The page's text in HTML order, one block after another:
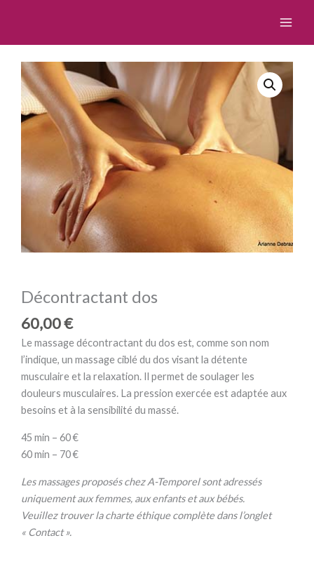
Décontractant dos
60,00€
Le massage décontractant du dos est, comme son nom
l’indique, un massage ciblé du dos visant la détente
musculaire et la relaxation. Il permet de soulager les
douleurs musculaires. La pression exercée est adaptée aux
besoins et à la sensibilité du massé.
45 min – 60 €
60 min – 70 €
Les massages proposés chez A-Temporel sont adressés
uniquement aux femmes, aux enfants et aux bébés.
Veuillez trouver la charte éthique complète dans l’onglet
« Contact ».